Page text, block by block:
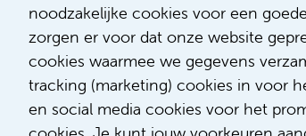
noodzakelijke cookies voor een
zorgen er voor dat onze website
cookies waarmee we gegevens
tracking (marketing) cookies in voor
en social media cookies voor het